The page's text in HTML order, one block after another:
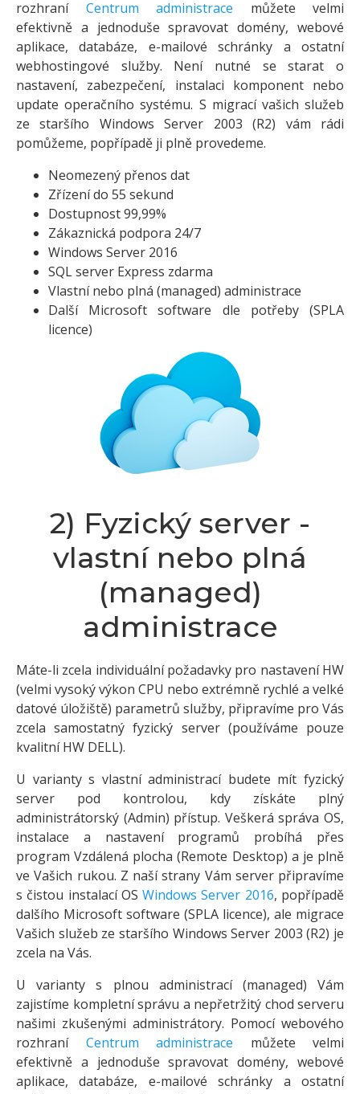
rozhraní Centrum administrace můžete velmi
efektivně a jednoduše spravovat domény, webové
aplikace, databáze, e-mailové schránky a ostatní
webhostingové služby. Není nutné se starat o
nastavení, zabezpečení, instalaci komponent nebo
update operačního systému. S migrací vašich služeb
ze staršího Windows Server 2003 (R2) vám rádi
pomůžeme, popřípadě ji plně provedeme.
Neomezený přenos dat
Zřízení do 55 sekund
Dostupnost 99,99%
Zákaznická podpora 24/7
Windows Server 2016
SQL server Express zdarma
Vlastní nebo plná (managed) administrace
Další Microsoft software dle potřeby (SPLA
licence)
2) Fyzický server -
vlastní nebo plná
(managed)
administrace
Máte-li zcela individuální požadavky pro nastavení HW
(velmi vysoký výkon CPU nebo extrémně rychlé a velké
datové úložiště) parametrů služby, připravíme pro Vás
zcela samostatný fyzický server (používáme pouze
kvalitní HW DELL).
U varianty s vlastní administrací budete mít fyzický
server pod kontrolou, kdy získáte plný
administrátorský (Admin) přístup. Veškerá správa OS,
instalace a nastavení programů probíhá přes
program Vzdálená plocha (Remote Desktop) a je plně
ve Vašich rukou. Z naší strany Vám server připravíme
s čistou instalací OSWindows Server 2016, popřípadě
dalšího Microsoft software (SPLA licence), ale migrace
Vašich služeb ze staršího Windows Server 2003 (R2) je
zcela na Vás.
U varianty s plnou administrací (managed) Vám
zajistíme kompletní správu a nepřetržitý chod serveru
našimi zkušenými administrátory. Pomocí webového
rozhraní Centrum administrace můžete velmi
efektivně a jednoduše spravovat domény, webové
aplikace, databáze, e-mailové schránky a ostatní